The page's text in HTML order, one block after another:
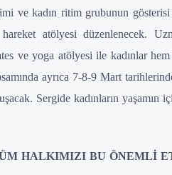
ve kadın ritim grubunun
atölyesi düzenlenecek.
ve yoga atölyesi ile kadınlar
ayrıca 7-8-9 Mart
Sergide kadınların
HALKIMIZI BU ÖNEMLİ